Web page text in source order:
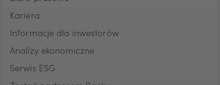
Kariera
Informacje dla inwestorów
Analizy ekonomiczne
Serwis ESG